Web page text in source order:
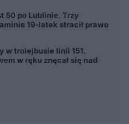
50 po Lublinie. Trzy
19-latek stracił prawo
w trolejbusie linii 151.
w ręku znęcał się nad